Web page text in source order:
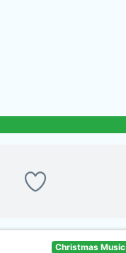
Christmas Music